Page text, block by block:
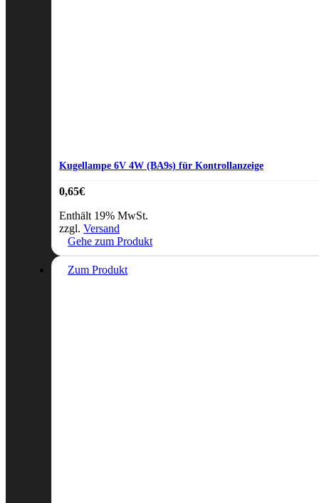
Kugellampe 6V 4W (BA9s) für Kontrollanzeige
0,65€
Enthält 19% MwSt.
zzgl. Versand
Gehe zum Produkt
Zum Produkt